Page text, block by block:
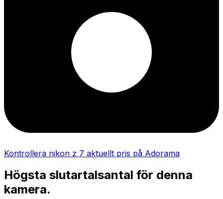
Kontrollera nikon z 7 aktuellt pris på Adorama
Högsta slutartalsantal för denna
kamera.